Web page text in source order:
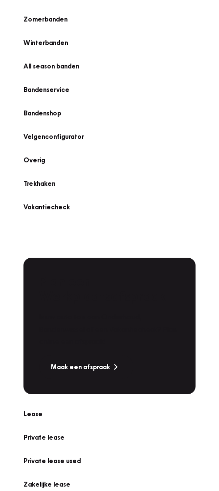
Zomerbanden
Winterbanden
All season banden
Bandenservice
Bandenshop
Velgenconfigurator
Overig
Trekhaken
Vakantiecheck
Maak een afspraak
Lease
Private lease
Private lease used
Zakelijke lease